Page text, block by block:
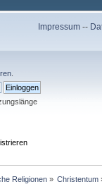
Impressum--
Religionen» Christentum